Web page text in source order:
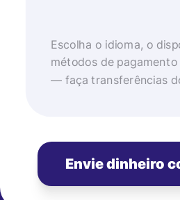
Escolha o idioma, o
métodos de
— faça transferências
Envie dinheiro